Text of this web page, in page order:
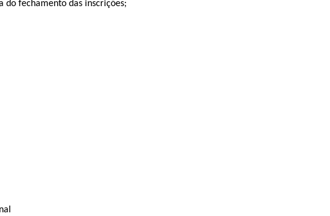
do fechamento das inscrições;